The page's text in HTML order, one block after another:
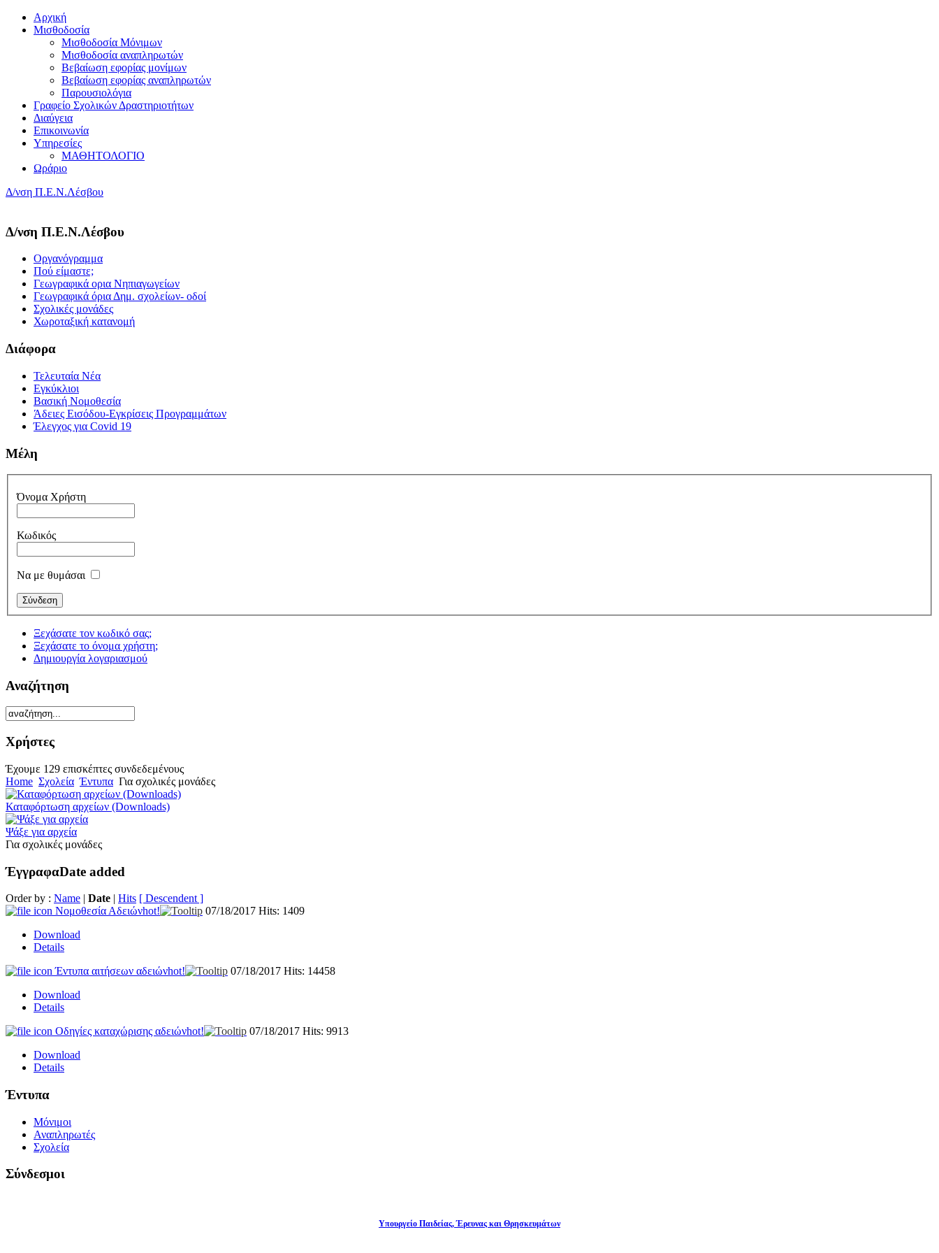
Αρχική
Μισθοδοσία
Μισθοδοσία Μόνιμων
Μισθοδοσία αναπληρωτών
Βεβαίωση εφορίας μονίμων
Βεβαίωση εφορίας αναπληρωτών
Παρουσιολόγια
Γραφείο Σχολικών Δραστηριοτήτων
Διαύγεια
Επικοινωνία
Υπηρεσίες
ΜΑΘΗΤΟΛΟΓΙΟ
Ωράριο
Δ/νση Π.Ε.Ν.Λέσβου
Δ/νση Π.Ε.Ν.Λέσβου
Οργανόγραμμα
Πού είμαστε;
Γεωγραφικά ορια Νηπιαγωγείων
Γεωγραφικά όρια Δημ. σχολείων- οδοί
Σχολικές μονάδες
Χωροταξική κατανομή
Διάφορα
Τελευταία Νέα
Εγκύκλιοι
Βασική Νομοθεσία
Άδειες Εισόδου-Εγκρίσεις Προγραμμάτων
Έλεγχος για Covid 19
Μέλη
Όνομα Χρήστη
Κωδικός
Να με θυμάσαι
Ξεχάσατε τον κωδικό σας;
Ξεχάσατε το όνομα χρήστη;
Δημιουργία λογαριασμού
Αναζήτηση
Χρήστες
Έχουμε 129 επισκέπτες συνδεδεμένους
Home Σχολεία Έντυπα Για σχολικές μονάδες
Καταφόρτωση αρχείων (Downloads)
Ψάξε για αρχεία
Για σχολικές μονάδες
ΈγγραφαDate added
Order by : Name | Date | Hits [ Descendent ]
Νομοθεσία Αδειώνhot! 07/18/2017 Hits: 1409
Download
Details
Έντυπα αιτήσεων αδειώνhot! 07/18/2017 Hits: 14458
Download
Details
Οδηγίες καταχώρισης αδειώνhot! 07/18/2017 Hits: 9913
Download
Details
Έντυπα
Μόνιμοι
Αναπληρωτές
Σχολεία
Σύνδεσμοι
Υπουργείο Παιδείας, Έρευνας και Θρησκευμάτων